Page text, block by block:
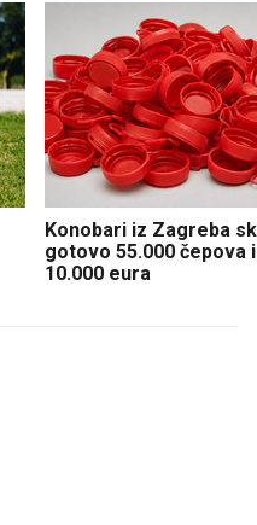
Konobari iz Zagreba
gotovo 55.000 čepova
10.000 eura